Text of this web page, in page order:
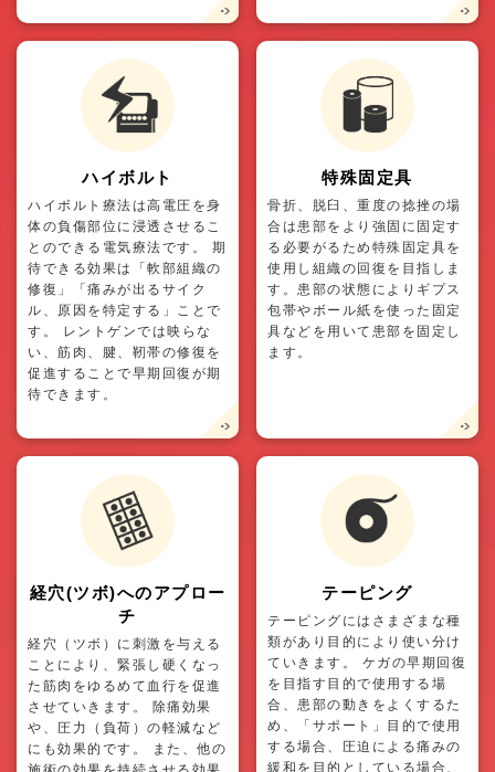
ハイボルト
ハイボルト療法は高電圧を身
体の負傷部位に浸透させるこ
とのできる電気療法です。 期
待できる効果は「軟部組織の
修復」「痛みが出るサイク
ル、原因を特定する」ことで
す。 レントゲンでは映らな
い、筋肉、腱、靭帯の修復を
促進することで早期回復が期
待できます。
特殊固定具
骨折、脱臼、重度の捻挫の場
合は患部をより強固に固定す
る必要がるため特殊固定具を
使用し組織の回復を目指しま
す。患部の状態によりギプス
包帯やボール紙を使った固定
具などを用いて患部を固定し
ます。
経穴(ツボ)へのアプロー
チ
経穴（ツボ）に刺激を与える
ことにより、緊張し硬くなっ
た筋肉をゆるめて血行を促進
させていきます。 除痛効果
や、圧力（負荷）の軽減など
にも効果的です。 また、他の
テーピング
テーピングにはさまざまな種
類があり目的により使い分け
ていきます。 ケガの早期回復
を目指す目的で使用する場
合、患部の動きをよくするた
め、「サポート」目的で使用
する場合、圧迫による痛みの
緩和を目的としている場合、